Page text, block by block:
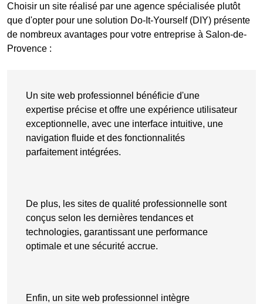
Choisir un site réalisé par une agence spécialisée plutôt
que d'opter pour une solution Do-It-Yourself (DIY) présente
de nombreux avantages pour votre entreprise à Salon-de-
Provence :
Un site web professionnel bénéficie d'une
expertise précise et offre une expérience utilisateur
exceptionnelle, avec une interface intuitive, une
navigation fluide et des fonctionnalités
parfaitement intégrées.
De plus, les sites de qualité professionnelle sont
conçus selon les dernières tendances et
technologies, garantissant une performance
optimale et une sécurité accrue.
Enfin, un site web professionnel intègre